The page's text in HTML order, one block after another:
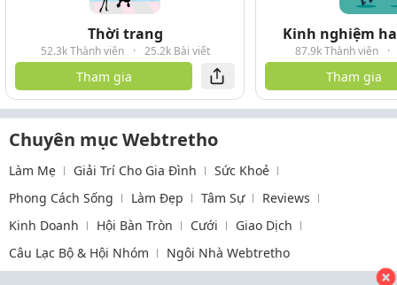
Thời trang
52.3k Thành viên · 25.2k Bài viết
Tham gia
Kinh nghiệm
87.9k Thành viên ·
Tham gia
Chuyên mục Webtretho
Làm Mẹ Giải Trí Cho Gia Đình
Sức Khoẻ
Phong Cách Sống
Làm Đẹp Tâm Sự
Reviews
Kinh Doanh
Hội Bàn Tròn Cưới
Giao Dịch
Câu Lạc Bộ & Hội Nhóm
Ngôi Nhà Webtretho